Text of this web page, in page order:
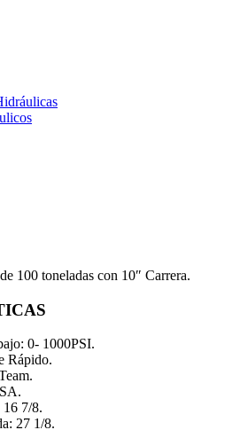
100 toneladas con 10″ Carrera.
0- 1000PSI.
Rápido.
7/8.
27 1/8.